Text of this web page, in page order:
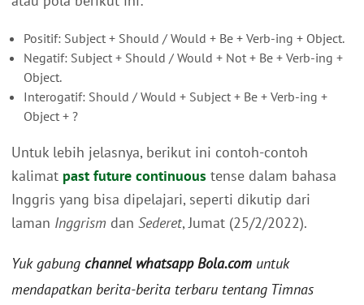
Positif: Subject + Should / Would + Be + Verb-ing + Object.
Negatif: Subject + Should / Would + Not + Be + Verb-ing +
Object.
Interogatif: Should / Would + Subject + Be + Verb-ing +
Object + ?
Untuk lebih jelasnya, berikut ini contoh-contoh
kalimat past future continuous tense dalam bahasa
Inggris yang bisa dipelajari, seperti dikutip dari
laman Inggrism dan Sederet, Jumat (25/2/2022).
Yuk gabung channel whatsapp Bola.com untuk
mendapatkan berita-berita terbaru tentang Timnas